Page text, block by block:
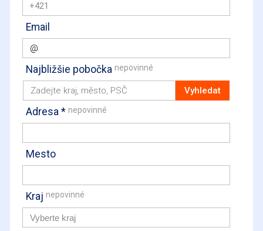
+421
Email
Najbližšie pobočka nepovinné
Adresa * nepovinné
Mesto
Kraj nepovinné